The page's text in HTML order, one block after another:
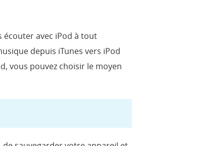
écouter avec iPod à tout
depuis iTunes vers iPod
vous pouvez choisir le moyen